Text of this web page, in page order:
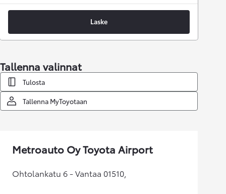
Laske
Tallenna valinnat
Tulosta
Tallenna MyToyotaan
Metroauto Oy Toyota Airport
Ohtolankatu 6 - Vantaa 01510,